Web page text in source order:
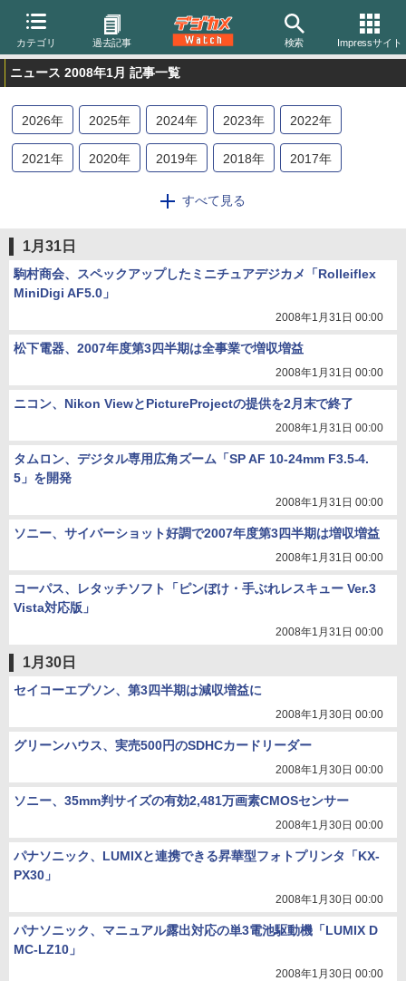
カテゴリ 過去記事 検索 Impressサイト
ニュース 2008年1月 記事一覧
2026年 2025年 2024年 2023年 2022年
2021年 2020年 2019年 2018年 2017年
2014年 2013
2006年 2005年 2004年
すべて見る
1月31日
駒村商会、スペックアップしたミニチュアデジカメ「Rolleiflex
MiniDigi AF5.0」
2008年1月31日 00:00
松下電器、2007年度第3四半期は全事業で増収増益
2008年1月31日 00:00
ニコン、Nikon ViewとPictureProjectの提供を2月末で終了
2008年1月31日 00:00
タムロン、デジタル専用広角ズーム「SP AF 10-24mm F3.5-4.
5」を開発
2008年1月31日 00:00
ソニー、サイバーショット好調で2007年度第3四半期は増収増益
2008年1月31日 00:00
コーパス、レタッチソフト「ピンぼけ・手ぶれレスキュー Ver.3
Vista対応版」
2008年1月31日 00:00
1月30日
セイコーエプソン、第3四半期は減収増益に
2008年1月30日 00:00
グリーンハウス、実売500円のSDHCカードリーダー
2008年1月30日 00:00
ソニー、35mm判サイズの有効2,481万画素CMOSセンサー
2008年1月30日 00:00
パナソニック、LUMIXと連携できる昇華型フォトプリンタ「KX-
PX30」
2008年1月30日 00:00
パナソニック、マニュアル露出対応の単3電池駆動機「LUMIX D
MC-LZ10」
2008年1月30日 00:00